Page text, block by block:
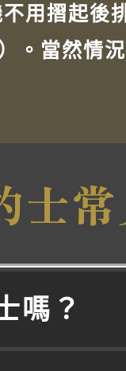
用摺起後
。當然情
士
嗎？